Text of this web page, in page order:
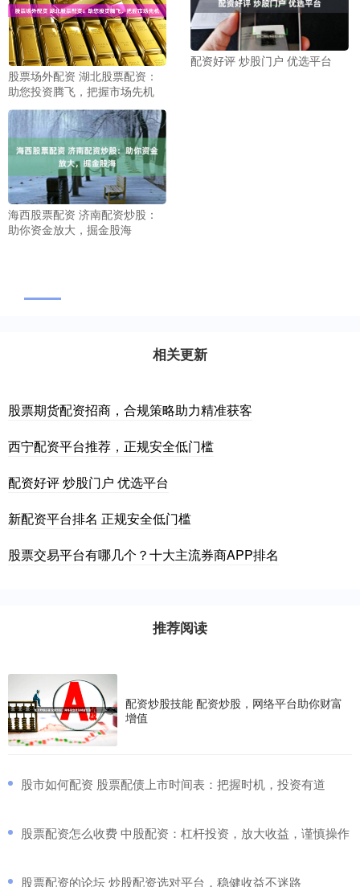
股票场外配资 湖北股票配资：
助您投资腾飞，把握市场先机
配资好评 炒股门户 优选平台
海西股票配资 济南配资炒股：
助你资金放大，掘金股海
相关更新
股票期货配资招商，合规策略助力精准获客
西宁配资平台推荐，正规安全低门槛
配资好评 炒股门户 优选平台
新配资平台排名 正规安全低门槛
股票交易平台有哪几个？十大主流券商APP排名
推荐阅读
配资炒股技能 配资炒股，网络平台助你财富
增值
​股市如何配资 股票配债上市时间表：把握时机，投资有道
​股票配资怎么收费 中股配资：杠杆投资，放大收益，谨慎操作
​股票配资的论坛 炒股配资选对平台，稳健收益不迷路